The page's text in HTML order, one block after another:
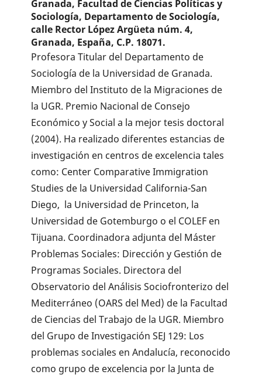
Granada, Facultad de Ciencias Políticas y
Sociología, Departamento de Sociología,
calle Rector López Argüeta núm. 4,
Granada, España, C.P. 18071.
Profesora Titular del Departamento de
Sociología de la Universidad de Granada.
Miembro del Instituto de la Migraciones de
la UGR. Premio Nacional de Consejo
Económico y Social a la mejor tesis doctoral
(2004). Ha realizado diferentes estancias de
investigación en centros de excelencia tales
como: Center Comparative Immigration
Studies de la Universidad California-San
Diego, la Universidad de Princeton, la
Universidad de Gotemburgo o el COLEF en
Tijuana. Coordinadora adjunta del Máster
Problemas Sociales: Dirección y Gestión de
Programas Sociales. Directora del
Observatorio del Análisis Sociofronterizo del
Mediterráneo (OARS del Med) de la Facultad
de Ciencias del Trabajo de la UGR. Miembro
del Grupo de Investigación SEJ 129: Los
problemas sociales en Andalucía, reconocido
como grupo de excelencia por la Junta de